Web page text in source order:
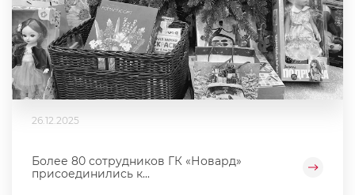
26.12.2025
Более 80 сотрудников ГК «Новард»
присоединились к...